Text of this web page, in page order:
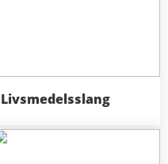
Livsmedelsslang